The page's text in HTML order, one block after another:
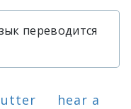
«щелчок»
переводится
«щелчок»
hear a